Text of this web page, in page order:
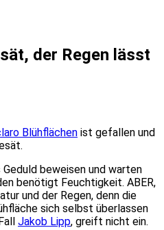
der Regen lässt
Blühflächen ist gefallen und
beweisen und warten
benötigt Feuchtigkeit. ABER,
und der Regen, denn die
sich selbst überlassen
Jakob Lipp, greift nicht ein.